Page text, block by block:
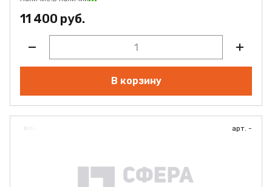
11 400 руб.
В корзину
арт. -